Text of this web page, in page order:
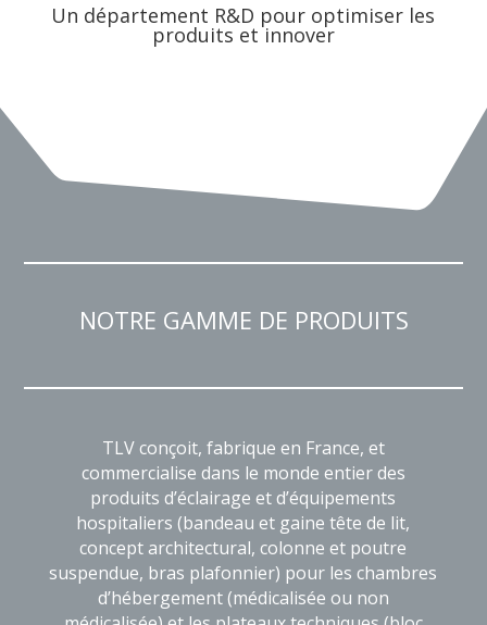
Un département R&D pour optimiser les
produits et innover
NOTRE GAMME DE PRODUITS
TLV conçoit, fabrique en France, et
commercialise dans le monde entier des
produits d’éclairage et d’équipements
hospitaliers (bandeau et gaine tête de lit,
concept architectural, colonne et poutre
suspendue, bras plafonnier) pour les chambres
d’hébergement (médicalisée ou non